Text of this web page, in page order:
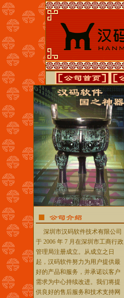
深圳市汉码软件技术有限公司
于 2006 年 7 月在深圳市工商行政
管理局注册成立。从成立之日
起，汉码软件努力为用户提供最
好的产品和服务，并承诺以客户
需求为中心持续改进。我们将提
供良好的售后服务和技术支持网